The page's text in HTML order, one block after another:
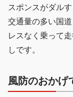
スポンスがダル
交通量の多い国
レスなく乗って
しです。
風防のおかげ